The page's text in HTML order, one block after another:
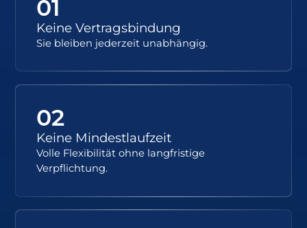
01
Keine Vertragsbindung
Sie bleiben jederzeit unabhängig.
02
Keine Mindestlaufzeit
Volle Flexibilität ohne langfristige
Verpflichtung.